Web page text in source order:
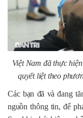
Việt Nam đã thực
quyết liệt theo
Các bạn đã và đang
nguồn thông tin, để